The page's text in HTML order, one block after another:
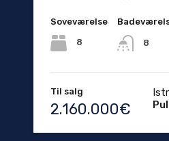
Soveværelse
8 8
Til salg
2.160.000€